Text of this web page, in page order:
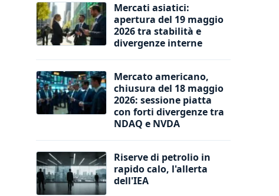
Mercati asiatici:
apertura del 19 maggio
2026 tra stabilità e
divergenze interne
Mercato americano,
chiusura del 18 maggio
2026: sessione piatta
con forti divergenze tra
NDAQ e NVDA
Riserve di petrolio in
rapido calo, l'allerta
dell'IEA